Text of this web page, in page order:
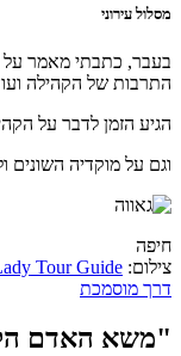
מסלול עירוני
בעבר, כתבתי מאמר על
התרבות של הקהילה
הגיע הזמן לדבר על
וגם על מוקדיה השונים
חיפה
צילום:
דרך מוסמכת
"משא האדם